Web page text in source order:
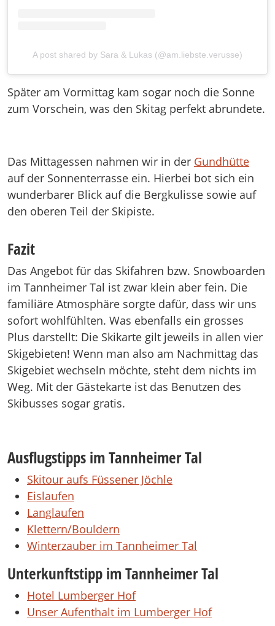
A post shared by Sara & Lukas (@am.liebste.verusse)
Später am Vormittag kam sogar noch die Sonne
zum Vorschein, was den Skitag perfekt abrundete.
Das Mittagessen nahmen wir in der Gundhütte
auf der Sonnenterrasse ein. Hierbei bot sich ein
wunderbarer Blick auf die Bergkulisse sowie auf
den oberen Teil der Skipiste.
Fazit
Das Angebot für das Skifahren bzw. Snowboarden
im Tannheimer Tal ist zwar klein aber fein. Die
familiäre Atmosphäre sorgte dafür, dass wir uns
sofort wohlfühlten. Was ebenfalls ein grosses
Plus darstellt: Die Skikarte gilt jeweils in allen vier
Skigebieten! Wenn man also am Nachmittag das
Skigebiet wechseln möchte, steht dem nichts im
Weg. Mit der Gästekarte ist das Benutzen des
Skibusses sogar gratis.
Ausflugstipps im Tannheimer Tal
Skitour aufs Füssener Jöchle
Eislaufen
Langlaufen
Klettern/Bouldern
Winterzauber im Tannheimer Tal
Unterkunftstipp im Tannheimer Tal
Hotel Lumberger Hof
Unser Aufenthalt im Lumberger Hof